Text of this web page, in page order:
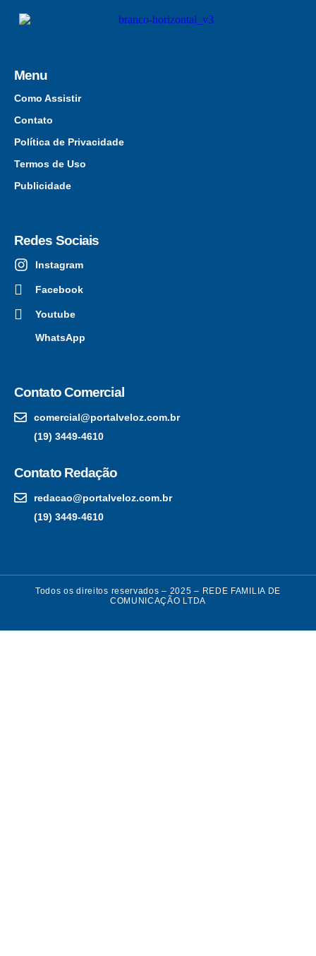
Menu
Como Assistir
Contato
Política de Privacidade
Termos de Uso
Publicidade
Redes Sociais
Instagram
Facebook
Youtube
WhatsApp
Contato Comercial
comercial@portalveloz.com.br
(19) 3449-4610
Contato Redação
redacao@portalveloz.com.br
(19) 3449-4610
Todos os direitos reservados – 2025 – REDE FAMILIA DE
COMUNICAÇÃO LTDA